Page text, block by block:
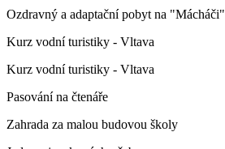
Ozdravný a adaptační pobyt na "Mácháči"
Kurz vodní turistiky - Vltava
Kurz vodní turistiky - Vltava
Pasování na čtenáře
Zahrada za malou budovou školy